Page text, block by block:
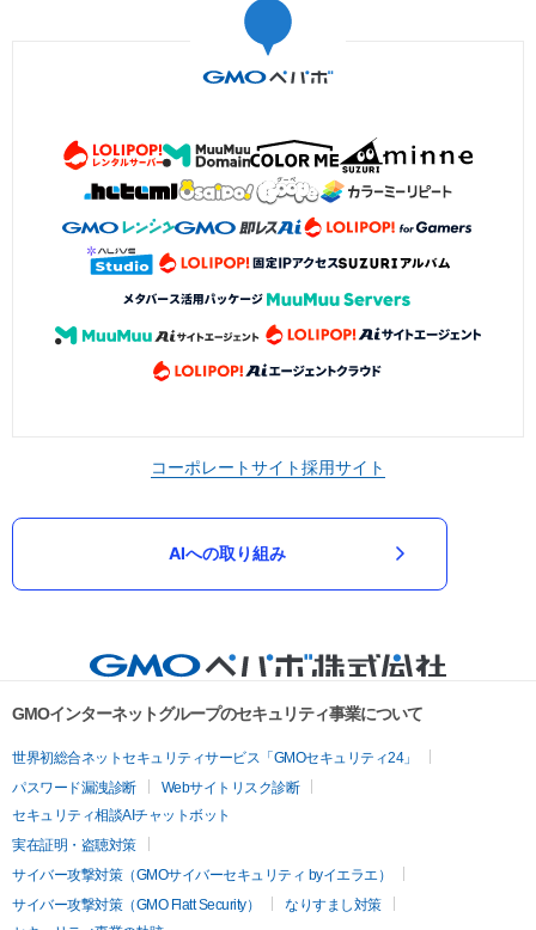
コーポレートサイト採用サイト
AIへの取り組み
GMOインターネットグループのセキュリティ事業について
世界初総合ネットセキュリティサービス「GMOセキュリティ24」
パスワード漏洩診断
Webサイトリスク診断
セキュリティ相談AIチャットボット
実在証明・盗聴対策
サイバー攻撃対策（GMOサイバーセキュリティ byイエラエ）
サイバー攻撃対策（GMO Flatt Security）
なりすまし対策